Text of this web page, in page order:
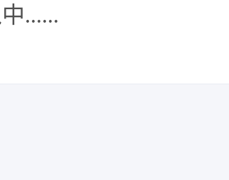
......